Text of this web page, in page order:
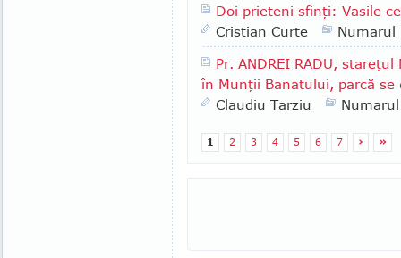
Doi prieteni sfinţi: Vasile
Cristian Curte
Numarul
Pr. ANDREI RADU,
în Munţii Banatului, parcă se
Claudiu Tarziu
1 2 3 4 5 6 7 › »